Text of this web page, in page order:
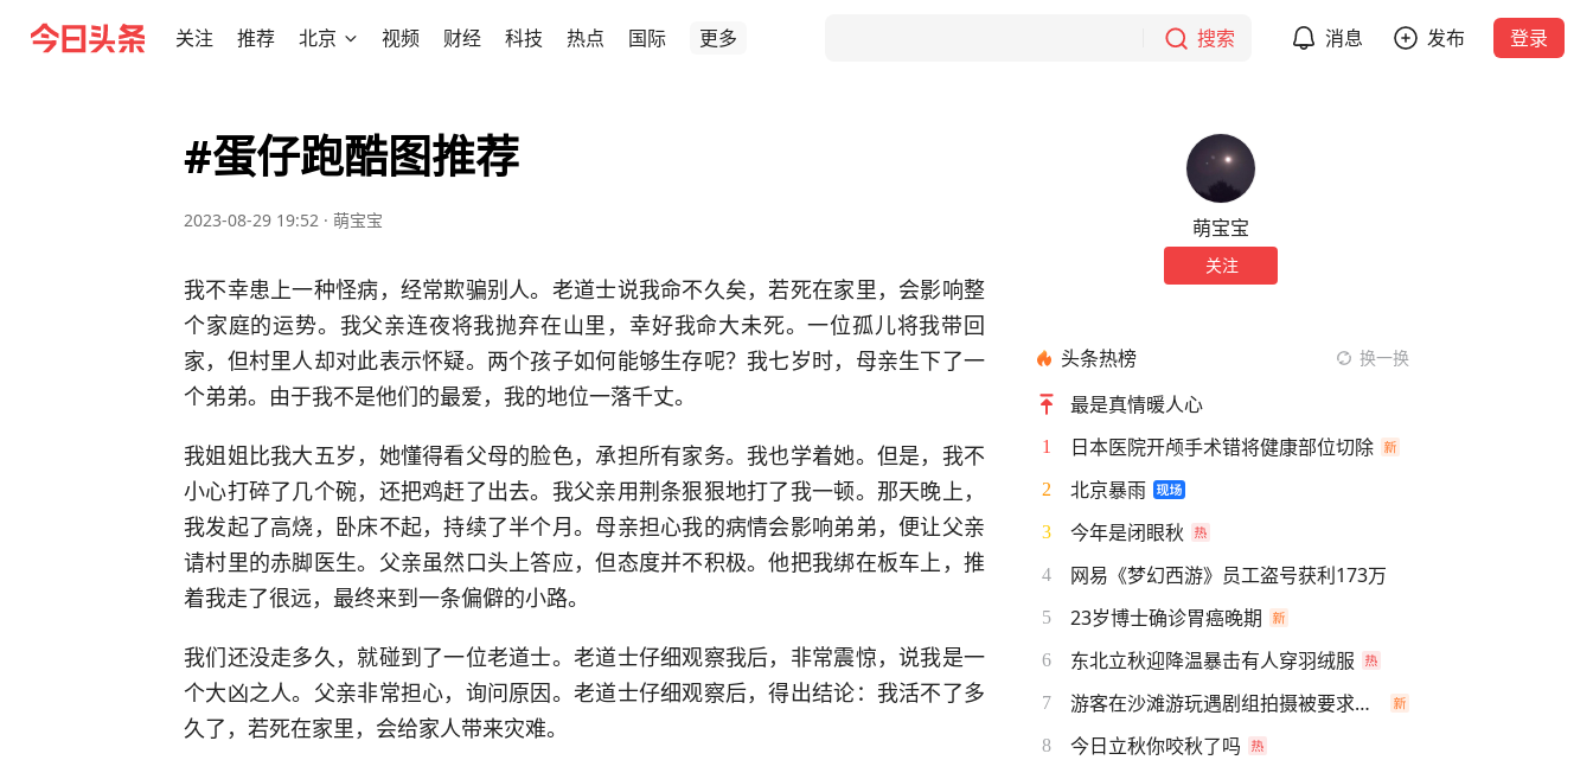
关注 推荐 北京 视频 财经 科技 热点 国际 更多 搜索 消息 发布 登录
#蛋仔跑酷图推荐
2023-08-29 19:52 · 萌宝宝
我不幸患上一种怪病，经常欺骗别人。老道士说我命不久矣，若死在家里，会影响整
个家庭的运势。我父亲连夜将我抛弃在山里，幸好我命大未死。一位孤儿将我带回
家，但村里人却对此表示怀疑。两个孩子如何能够生存呢？我七岁时，母亲生下了一
个弟弟。由于我不是他们的最爱，我的地位一落千丈。
我姐姐比我大五岁，她懂得看父母的脸色，承担所有家务。我也学着她。但是，我不
小心打碎了几个碗，还把鸡赶了出去。我父亲用荆条狠狠地打了我一顿。那天晚上，
我发起了高烧，卧床不起，持续了半个月。母亲担心我的病情会影响弟弟，便让父亲
请村里的赤脚医生。父亲虽然口头上答应，但态度并不积极。他把我绑在板车上，推
着我走了很远，最终来到一条偏僻的小路。
我们还没走多久，就碰到了一位老道士。老道士仔细观察我后，非常震惊，说我是一
个大凶之人。父亲非常担心，询问原因。老道士仔细观察后，得出结论：我活不了多
久了，若死在家里，会给家人带来灾难。
萌宝宝
关注
头条热榜 换一换
最是真情暖人心
1 日本医院开颅手术错将健康部位切除
2 北京暴雨
3 今年是闭眼秋
4 网易《梦幻西游》员工盗号获利173万
5 23岁博士确诊胃癌晚期
6 东北立秋迎降温暴击有人穿羽绒服
7 游客在沙滩游玩遇剧组拍摄被要求离开
8 今日立秋你咬秋了吗